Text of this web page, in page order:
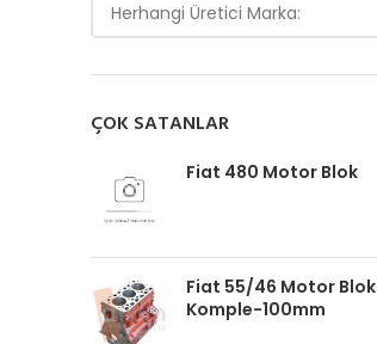
Herhangi Üretici Marka:
ÇOK SATANLAR
Fiat 480 Motor Blok
Fiat 55/46 Motor Blok
Komple-100mm